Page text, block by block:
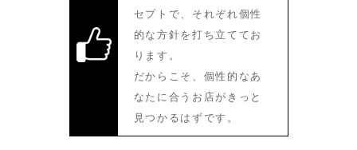
セプトで、それぞれ個性
的な方針を打ち立ててお
ります。
だからこそ、個性的なあ
なたに合うお店がきっと
見つかるはずです。